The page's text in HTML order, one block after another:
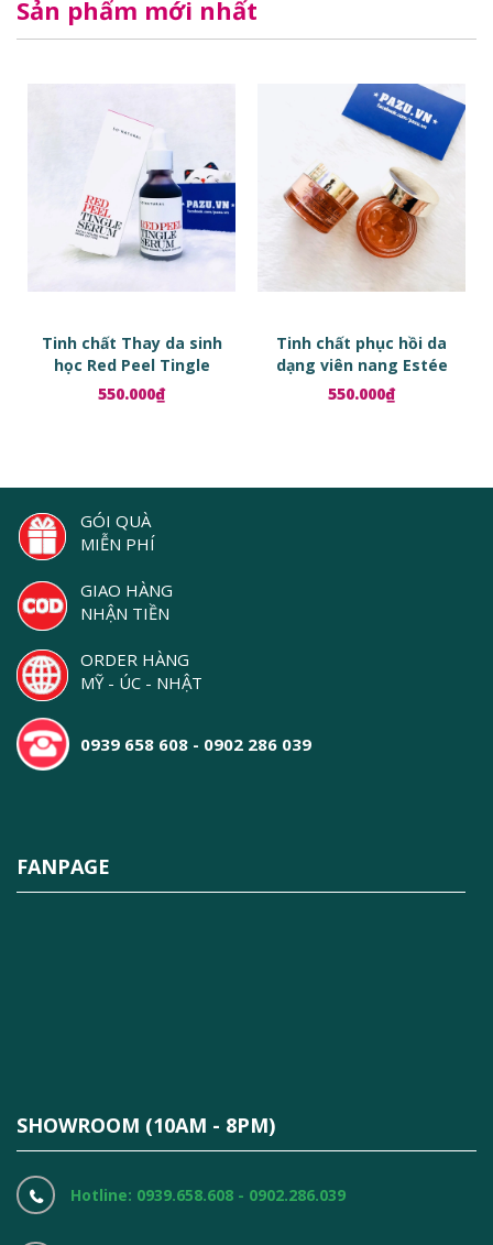
Sản phẩm mới nhất
Tinh chất Thay da sinh
học Red Peel Tingle
Serum
550.000₫
Tinh chất phục hồi da
dạng viên nang Estée
Lauder Advanced Night
Repair Ampoules
550.000₫
GÓI QUÀ
MIỄN PHÍ
GIAO HÀNG
NHẬN TIỀN
ORDER HÀNG
MỸ - ÚC - NHẬT
0939 658 608 - 0902 286 039
FANPAGE
SHOWROOM (10AM - 8PM)
Hotline: 0939.658.608 - 0902.286.039